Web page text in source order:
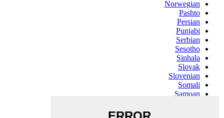
Norwegian
Pashto
Persian
Punjabi
Serbian
Sesotho
Sinhala
Slovak
Slovenian
Somali
Samoan